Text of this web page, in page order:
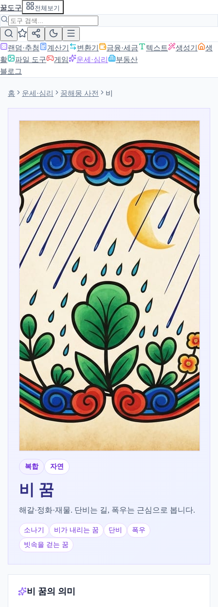
꿀도구 전체보기
랜덤·추첨 계산기 변환기 금융·세금 텍스트 생성기
생
활
파일 도구 게임 운세·심리
부동산
블로그
홈 운세·심리 꿈해몽 사전 비
복합 자연
비 꿈
해갈·정화·재물. 단비는 길, 폭우는 근심으로 봅니다.
소나기 비가 내리는 꿈 단비
폭우
빗속을 걷는 꿈
비 꿈의 의미